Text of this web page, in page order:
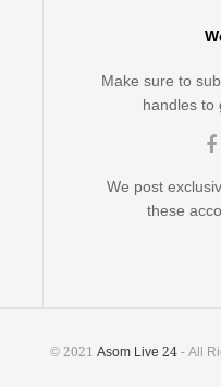
Make sure to
handles to
We post
these
© 2021 Asom Live 24- All